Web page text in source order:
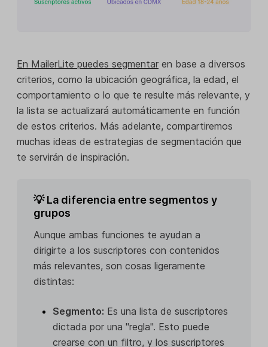
En MailerLite puedes segmentar en base a diversos
criterios, como la ubicación geográfica, la edad, el
comportamiento o lo que te resulte más relevante, y
la lista se actualizará automáticamente en función
de estos criterios. Más adelante, compartiremos
muchas ideas de estrategias de segmentación que
te servirán de inspiración.
💡 La diferencia entre segmentos y
grupos
Aunque ambas funciones te ayudan a
dirigirte a los suscriptores con contenidos
más relevantes, son cosas ligeramente
distintas:
Segmento: Es una lista de suscriptores
dictada por una "regla". Esto puede
crearse con un filtro, y los suscriptores